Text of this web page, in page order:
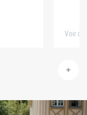
Voir